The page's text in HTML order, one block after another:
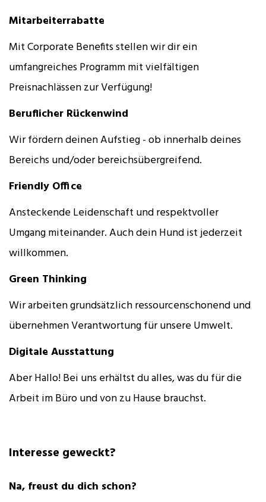
Mitarbeiterrabatte
Mit Corporate Benefits stellen wir dir ein
umfangreiches Programm mit vielfältigen
Preisnachlässen zur Verfügung!
Beruflicher Rückenwind
Wir fördern deinen Aufstieg - ob innerhalb deines
Bereichs und/oder bereichsübergreifend.
Friendly Office
Ansteckende Leidenschaft und respektvoller
Umgang miteinander. Auch dein Hund ist jederzeit
willkommen.
Green Thinking
Wir arbeiten grundsätzlich ressourcenschonend und
übernehmen Verantwortung für unsere Umwelt.
Digitale Ausstattung
Aber Hallo! Bei uns erhältst du alles, was du für die
Arbeit im Büro und von zu Hause brauchst.
Interesse geweckt?
Na, freust du dich schon?